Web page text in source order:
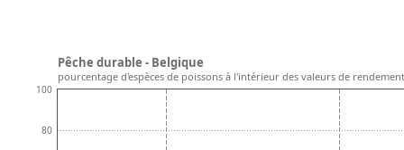
80
100
Pêche durable - Belgique
pourcentage d'espèces de poissons à l'intérieur des valeurs de